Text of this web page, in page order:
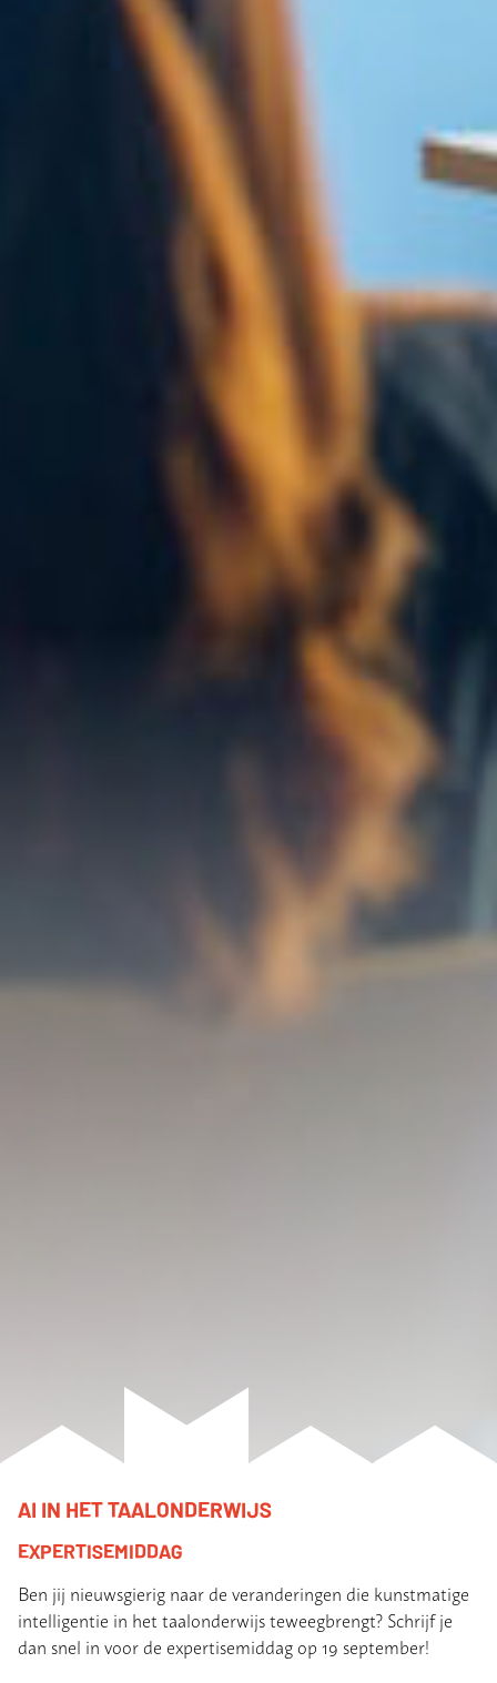
AI IN HET TAALONDERWIJS
EXPERTISEMIDDAG
Ben jij nieuwsgierig naar de veranderingen die kunstmatige
intelligentie in het taalonderwijs teweegbrengt? Schrijf je
dan snel in voor de expertisemiddag op 19 september!